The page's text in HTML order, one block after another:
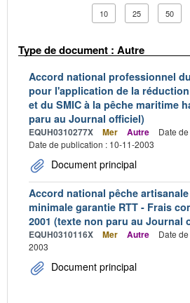
10 25 50
Type de document : Autre
Accord national professionnel
pour l'application de la
et du SMIC à la pêche maritime
paru au Journal officiel)
EQUH0310277X Mer Autre
Date
Date de publication : 10-11-2003
Document principal
Accord national pêche
minimale garantie RTT - Frais
2001 (texte non paru au Journal
EQUH0310116X Mer Autre
Date
2003
Document principal